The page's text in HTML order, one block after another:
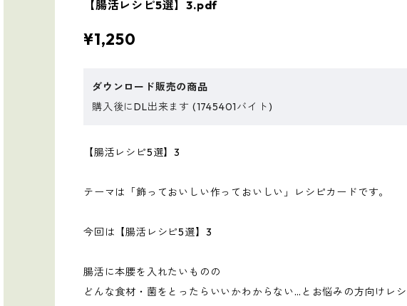
【腸活レシピ5選】3.pdf
¥1,250
ダウンロード販売の商品
購入後にDL出来ます (1745401バイト)
【腸活レシピ5選】3
テーマは「飾っておいしい作っておいしい」レシピカードです。
今回は【腸活レシピ5選】3
腸活に本腰を入れたいものの
どんな食材・菌をとったらいいかわからない…とお悩みの方向けレシ